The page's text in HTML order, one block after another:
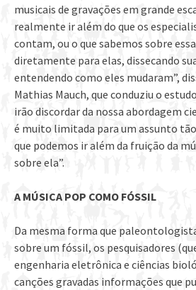
musicais de gravações em grande
realmente ir além do que os
contam, ou o que sabemos sobre
diretamente para elas, dissecando
entendendo como eles mudaram”,
Mathias Mauch, que conduziu o
irão discordar da nossa abordagem
é muito limitada para um assunto
que podemos ir além da fruição da
sobre ela”.
A MÚSICA POP COMO FÓSSIL
Da mesma forma que
sobre um fóssil, os pesquisadores
engenharia eletrônica e ciências
canções gravadas informações que